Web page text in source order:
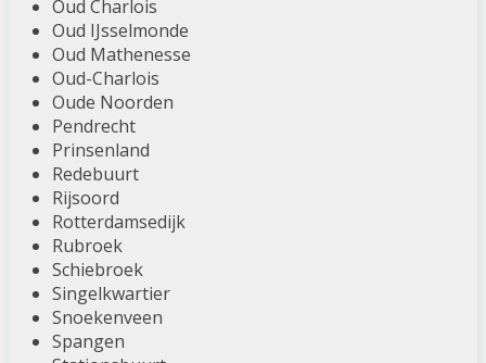
Oud Charlois
Oud IJsselmonde
Oud Mathenesse
Oud-Charlois
Oude Noorden
Pendrecht
Prinsenland
Redebuurt
Rijsoord
Rotterdamsedijk
Rubroek
Schiebroek
Singelkwartier
Snoekenveen
Spangen